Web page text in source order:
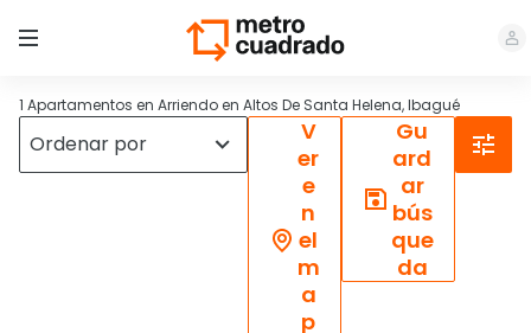
1 Apartamentos en Arriendo en Altos De Santa Helena, Ibagué
V
er
e
n
el
m
a
p
Gu
ard
ar
bús
que
da